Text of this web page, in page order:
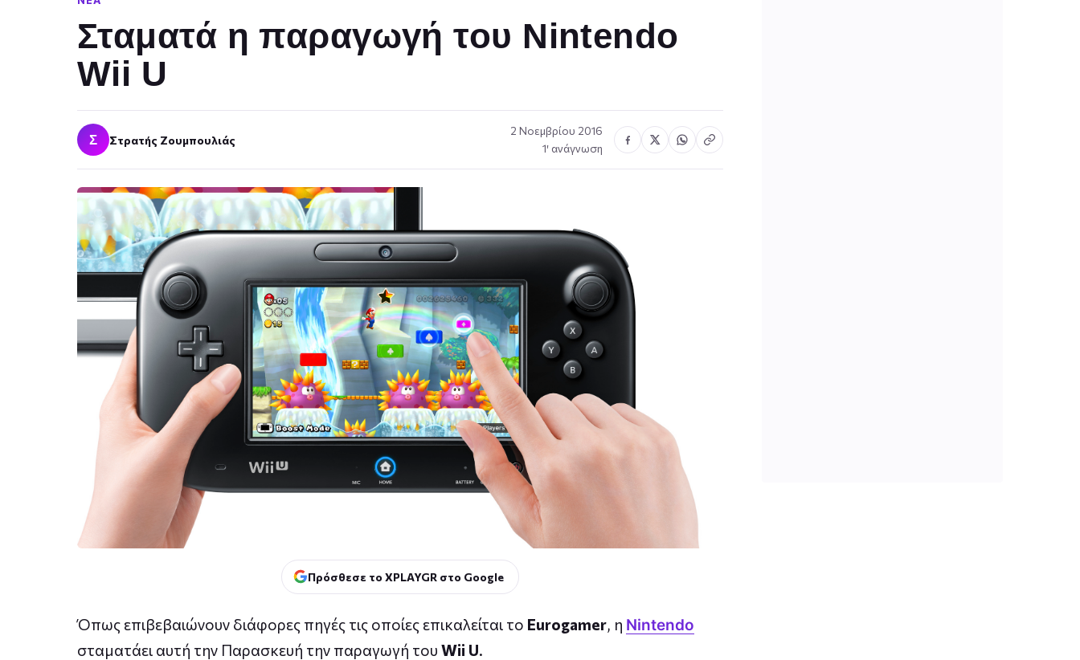
Σταματά η παραγωγή του Nintendo
Wii U
Σ Στρατής Ζουμπουλιάς
2 Νοεμβρίου 2016
1′ ανάγνωση
Πρόσθεσε το XPLAYGR στο Google
Όπως επιβεβαιώνουν διάφορες πηγές τις οποίες επικαλείται το Eurogamer, η Nintendo
σταματάει αυτή την Παρασκευή την παραγωγή του Wii U.